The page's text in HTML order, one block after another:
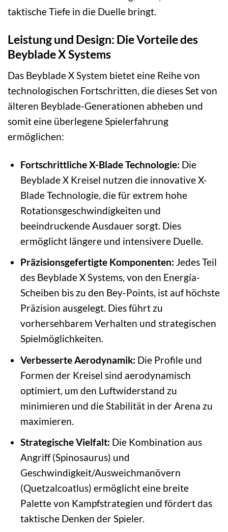
taktische Tiefe in die Duelle bringt.
Leistung und Design: Die Vorteile des
Beyblade X Systems
Das Beyblade X System bietet eine Reihe von
technologischen Fortschritten, die dieses Set von
älteren Beyblade-Generationen abheben und
somit eine überlegene Spielerfahrung
ermöglichen:
Fortschrittliche X-Blade Technologie: Die
Beyblade X Kreisel nutzen die innovative X-
Blade Technologie, die für extrem hohe
Rotationsgeschwindigkeiten und
beeindruckende Ausdauer sorgt. Dies
ermöglicht längere und intensivere Duelle.
Präzisionsgefertigte Komponenten: Jedes Teil
des Beyblade X Systems, von den Energía-
Scheiben bis zu den Bey-Points, ist auf höchste
Präzision ausgelegt. Dies führt zu
vorhersehbarem Verhalten und strategischen
Spielmöglichkeiten.
Verbesserte Aerodynamik: Die Profile und
Formen der Kreisel sind aerodynamisch
optimiert, um den Luftwiderstand zu
minimieren und die Stabilität in der Arena zu
maximieren.
Strategische Vielfalt: Die Kombination aus
Angriff (Spinosaurus) und
Geschwindigkeit/Ausweichmanövern
(Quetzalcoatlus) ermöglicht eine breite
Palette von Kampfstrategien und fördert das
taktische Denken der Spieler.